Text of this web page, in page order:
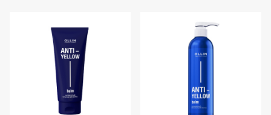
BALMAIN HAIR COUTURE
ПАРИКМАХЕРСКОЕ ИСКУССТВО
АКСЕССУАРЫ И РАСХОДНЫЕ
ПРЕПОДАВАТЕЛИ
КАРЬЕРА В УЧЕБНОМ ЦЕНТРЕ